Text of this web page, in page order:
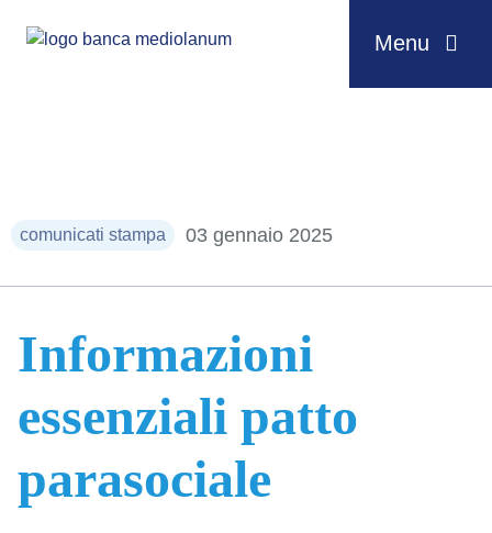
Menu
comunicati stampa 03 gennaio 2025
Informazioni
essenziali patto
parasociale